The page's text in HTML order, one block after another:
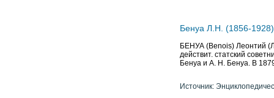
Бенуа Л.Н. (1856-
БЕНУА (Benois) Леонтий
действит. статский
Бенуа и А. Н. Бенуа. В
Источник: